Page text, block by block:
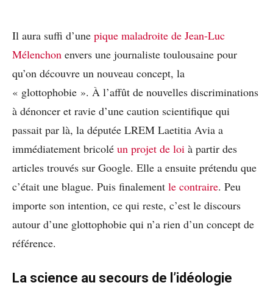
Il aura suffi d’une pique maladroite de Jean-Luc
Mélenchon envers une journaliste toulousaine pour
qu’on découvre un nouveau concept, la
« glottophobie ». À l’affût de nouvelles discriminations
à dénoncer et ravie d’une caution scientifique qui
passait par là, la députée LREM Laetitia Avia a
immédiatement bricolé un projet de loi à partir des
articles trouvés sur Google. Elle a ensuite prétendu que
c’était une blague. Puis finalement le contraire. Peu
importe son intention, ce qui reste, c’est le discours
autour d’une glottophobie qui n’a rien d’un concept de
référence.
La science au secours de l’idéologie